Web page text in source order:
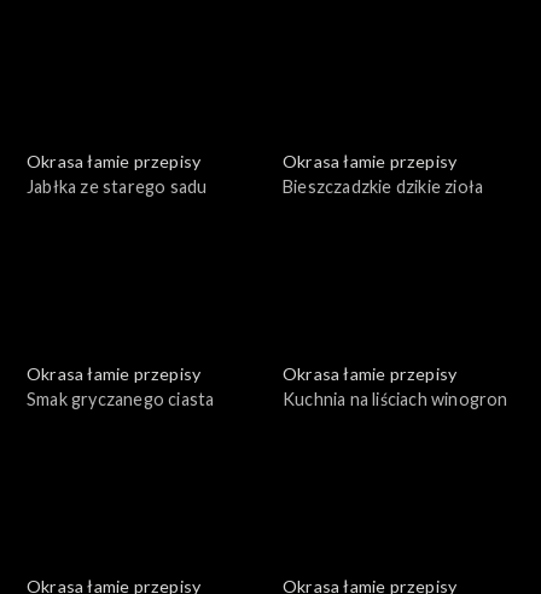
Okrasa łamie przepisy
Jabłka ze starego sadu
Okrasa łamie przepisy
Bieszczadzkie dzikie zioła
Okrasa łamie przepisy
Smak gryczanego ciasta
Okrasa łamie przepisy
Kuchnia na liściach winogron
Okrasa łamie przepisy
Okrasa łamie przepisy